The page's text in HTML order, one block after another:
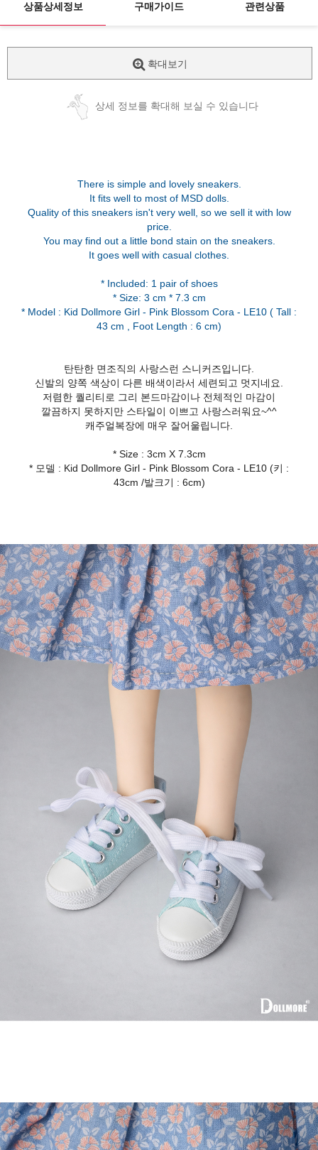
상품상세정보 구매가이드 관련상품
확대보기
상세 정보를 확대해 보실 수 있습니다
There is simple and lovely sneakers.
It fits well to most of MSD dolls.
Quality of this sneakers isn't very well, so we sell it with low
price.
You may find out a little bond stain on the sneakers.
It goes well with casual clothes.
* Included: 1 pair of shoes
* Size: 3 cm * 7.3 cm
* Model : Kid Dollmore Girl - Pink Blossom Cora - LE10 ( Tall :
탄탄한 면조직의 사랑스런 스니커즈입니다.
신발의 양쪽 색상이 다른 배색이라서 세련되고 멋지네요.
저렴한 퀄리티로 그리 본드마감이나 전체적인 마감이
깔끔하지 못하지만 스타일이 이쁘고 사랑스러워요~^^
캐주얼복장에 매우 잘어울립니다.
* Size : 3cm X 7.3cm
* 모델 : Kid Dollmore Girl - Pink Blossom Cora - LE10 (키 :
43cm /발크기 : 6cm)